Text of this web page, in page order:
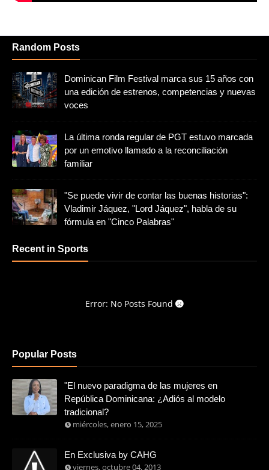
Random Posts
Dominican Film Festival marca sus 15 años con
una edición de estrenos, competencias y nuevas
voces
La última ronda regular de PGT estuvo marcada
por un emotivo llamado a la reconciliación
familiar
"Se puede vivir de contar las buenas historias":
Vladimir Jáquez, "Lord Jáquez", habla de su
fórmula en "Cinco Palabras"
Recent in Sports
Error: No Posts Found
Popular Posts
"El nuevo paradigma de las mujeres en
República Dominicana: ¿Adiós al modelo
tradicional?
miércoles, enero 15, 2025
En Exclusiva by CAHG
viernes, octubre 04, 2013